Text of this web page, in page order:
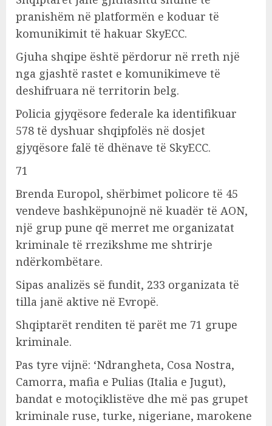
pranishëm në platformën e koduar të
komunikimit të hakuar SkyECC.
Gjuha shqipe është përdorur në rreth një
nga gjashtë rastet e komunikimeve të
deshifruara në territorin belg.
Policia gjyqësore federale ka identifikuar
578 të dyshuar shqipfolës në dosjet
gjyqësore falë të dhënave të SkyECC.
71
Brenda Europol, shërbimet policore të 45
vendeve bashkëpunojnë në kuadër të AON,
një grup pune që merret me organizatat
kriminale të rrezikshme me shtrirje
ndërkombëtare.
Sipas analizës së fundit, 233 organizata të
tilla janë aktive në Evropë.
Shqiptarët renditen të parët me 71 grupe
kriminale.
Pas tyre vijnë: ‘Ndrangheta, Cosa Nostra,
Camorra, mafia e Pulias (Italia e Jugut),
bandat e motoçiklistëve dhe më pas grupet
kriminale ruse, turke, nigeriane, marokene